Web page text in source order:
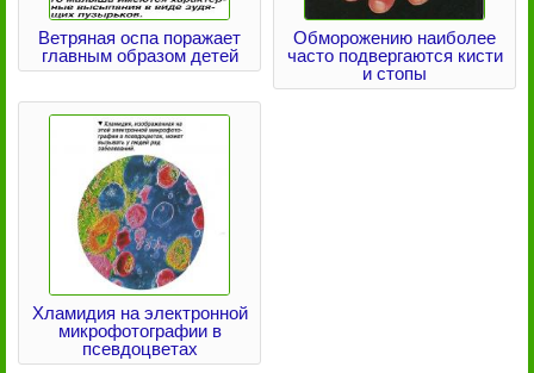
Ветряная оспа поражает
главным образом детей
Обморожению наиболее
часто подвергаются кисти
и стопы
Хламидия на электронной
микрофотографии в
псевдоцветах